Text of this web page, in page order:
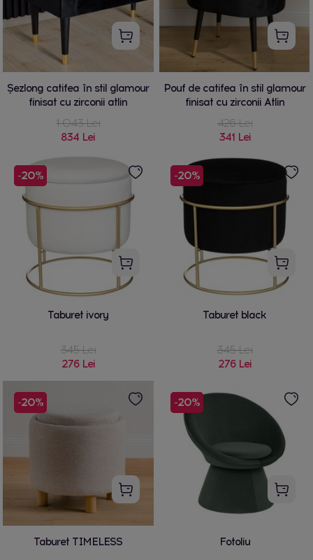
Şezlong catifea în stil glamour
finisat cu zirconii atlin
1 043 Lei
834 Lei
Pouf de catifea în stil glamour
finisat cu zirconii Atlin
426 Lei
341 Lei
-20%
Taburet ivory
345 Lei
276 Lei
-20%
Taburet black
345 Lei
276 Lei
-20%
Taburet TIMELESS
-20%
Fotoliu